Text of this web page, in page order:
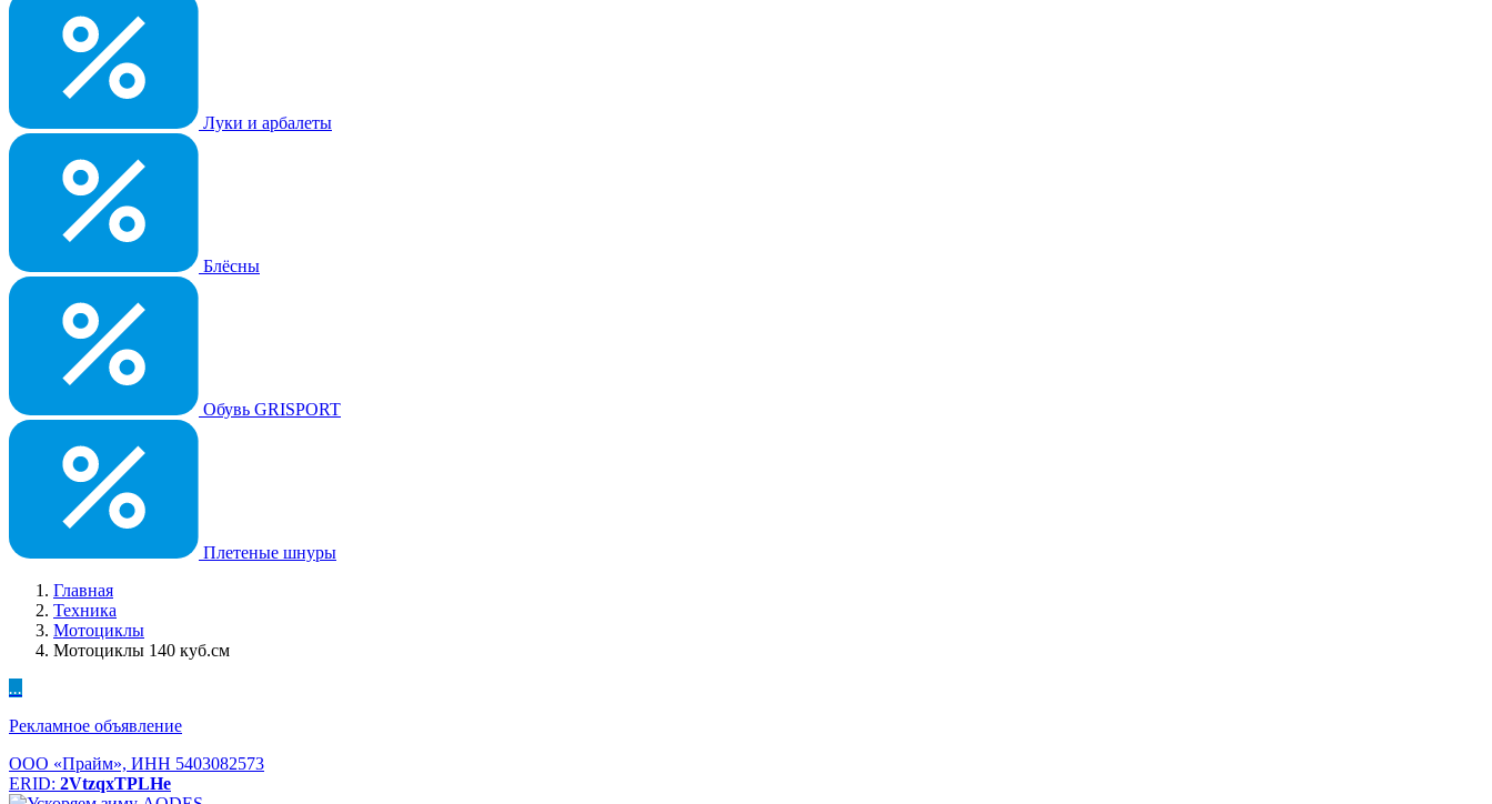
Луки и арбалеты
Блёсны
Обувь GRISPORT
Плетеные шнуры
Главная
Техника
Мотоциклы
Мотоциклы 140 куб.см
...
Рекламное объявление
ООО «Прайм», ИНН 5403082573
ERID: 2VtzqxTPLHe